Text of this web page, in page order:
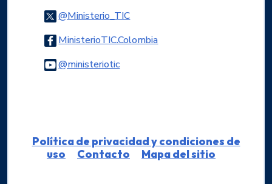
@Ministerio_TICLogo Twitter
MinisterioTIC.ColombiaLogo Facebook
@ministerioticLogo Youtube
Política de privacidad y condiciones de
uso
Contacto Mapa del sitio